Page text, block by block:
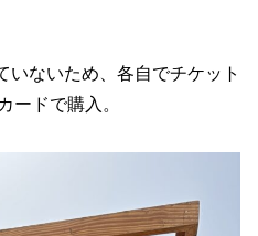
いないため、各自でチケット
ードで購入。